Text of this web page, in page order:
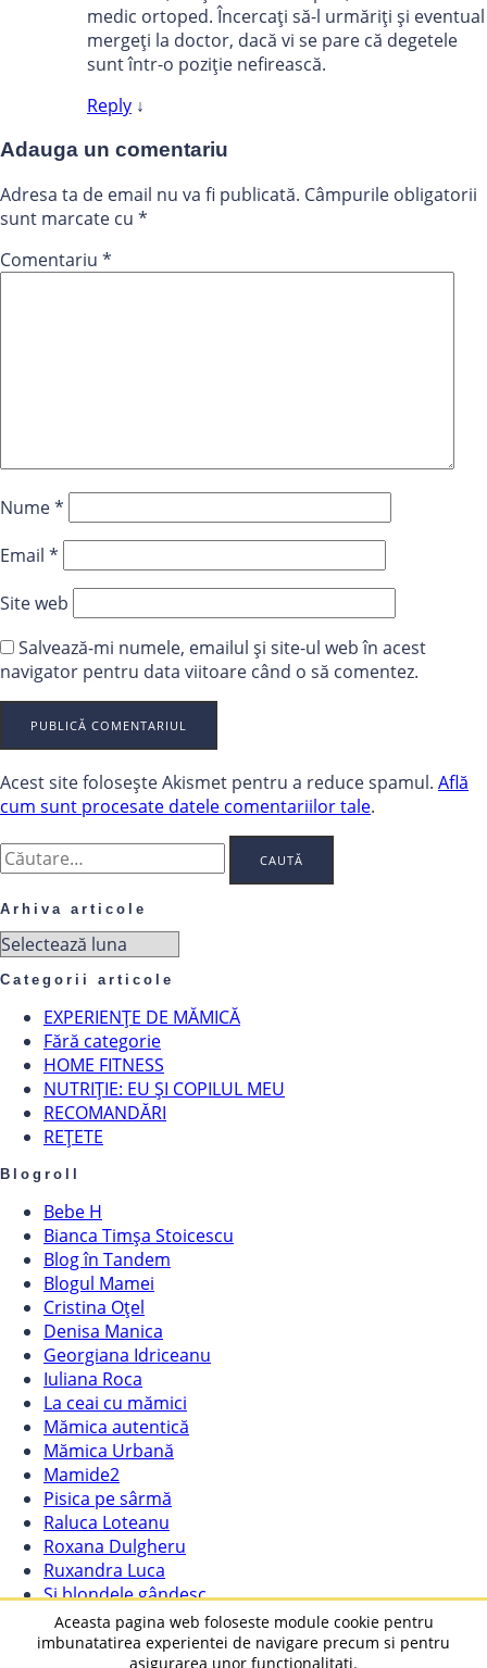
medic ortoped. Încercați să-l urmăriți și eventual
mergeți la doctor, dacă vi se pare că degetele
sunt într-o poziție nefirească.
Reply ↓
Adauga un comentariu
Adresa ta de email nu va fi publicată. Câmpurile obligatorii
sunt marcate cu *
Comentariu *
Nume*
Email *
Site web
Salvează-mi numele, emailul și site-ul web în acest
navigator pentru data viitoare când o să comentez.
Acest site folosește Akismet pentru a reduce spamul. Află
cum sunt procesate datele comentariilor tale.
Caută
după:
Arhiva articole
Arhiva
Categorii articole
EXPERIENȚE DE MĂMICĂ
Fără categorie
HOME FITNESS
NUTRIȚIE: EU ȘI COPILUL MEU
RECOMANDĂRI
REȚETE
Blogroll
Bebe H
Bianca Timșa Stoicescu
Blog în Tandem
Blogul Mamei
Cristina Oțel
Denisa Manica
Georgiana Idriceanu
Iuliana Roca
La ceai cu mămici
Mămica autentică
Mămica Urbană
Mamide2
Pisica pe sârmă
Raluca Loteanu
Roxana Dulgheru
Ruxandra Luca
Și blondele gândesc
Vavaly
© 2016-2023 Andreea Carmen Radu – Toate drepturile
Aceasta pagina web foloseste module cookie pentru
imbunatatirea experientei de navigare precum si pentru
asigurarea unor functionalitati.